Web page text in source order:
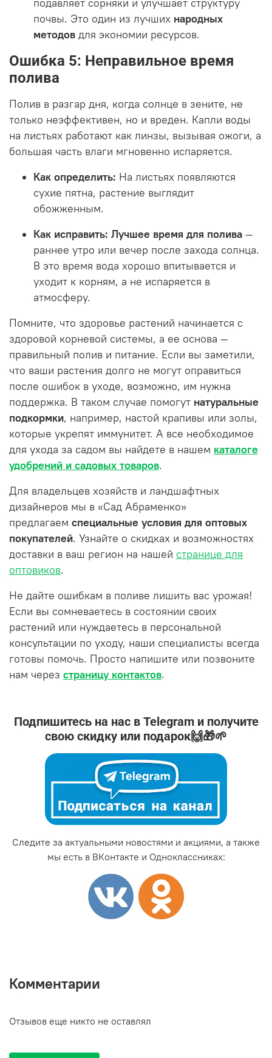
подавляет сорняки и улучшает структуру
почвы. Это один из лучших народных
методов для экономии ресурсов.
Ошибка 5: Неправильное время
полива
Полив в разгар дня, когда солнце в зените, не
только неэффективен, но и вреден. Капли воды
на листьях работают как линзы, вызывая ожоги, а
большая часть влаги мгновенно испаряется.
Как определить: На листьях появляются
сухие пятна, растение выглядит
обожженным.
Как исправить: Лучшее время для полива —
раннее утро или вечер после захода солнца.
В это время вода хорошо впитывается и
уходит к корням, а не испаряется в
атмосферу.
Помните, что здоровье растений начинается с
здоровой корневой системы, а ее основа —
правильный полив и питание. Если вы заметили,
что ваши растения долго не могут оправиться
после ошибок в уходе, возможно, им нужна
поддержка. В таком случае помогут натуральные
подкормки, например, настой крапивы или золы,
которые укрепят иммунитет. А все необходимое
для ухода за садом вы найдете в нашем каталоге
удобрений и садовых товаров.
Для владельцев хозяйств и ландшафтных
дизайнеров мы в «Сад Абраменко»
предлагаем специальные условия для оптовых
покупателей. Узнайте о скидках и возможностях
доставки в ваш регион на нашей странице для
оптовиков.
Не дайте ошибкам в поливе лишить вас урожая!
Если вы сомневаетесь в состоянии своих
растений или нуждаетесь в персональной
консультации по уходу, наши специалисты всегда
готовы помочь. Просто напишите или позвоните
нам через страницу контактов.
Подпишитесь на нас в Telegram и получите
свою скидку или подарок🙌🎁🌱
Следите за актуальными новостями и акциями, а также
мы есть в ВКонтакте и Одноклассниках:
Комментарии
Отзывов еще никто не оставлял